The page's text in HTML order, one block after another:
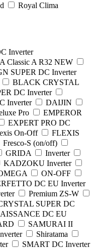
Royal Clima
Inverter
Classic A R32 NEW
SUPER DC Inverter
BLACK CRYSTAL
DC Inverter
Inverter
DAIJIN
Pro
EMPEROR
EXPERT PRO DC
On-Off
FLEXIS
Fresco-S (on/off)
GRIDA
Inverter
KADZOKU Inverter
ON-OFF
DC EU Inverter
Premium ZS-W
SUPER DC
DC EU
SAMURAI II
Shiratama
SMART DC Inverter